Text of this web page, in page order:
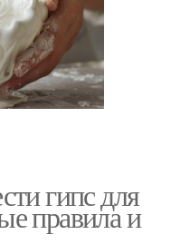
гипс для
правила и